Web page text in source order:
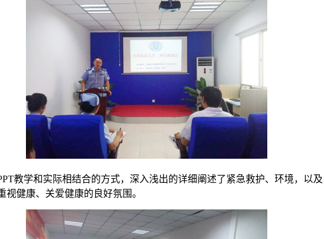
学和实际相结合的方式，深入浅出的详细阐述了紧急救护、环境，以
健康、关爱健康的良好氛围。